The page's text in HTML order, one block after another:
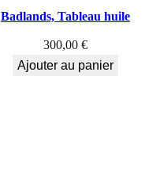
Badlands, Tableau huile
300,00 €
Ajouter au panier